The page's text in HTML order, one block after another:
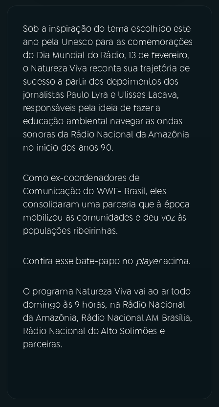
07 ÚLTIMAS
08FESTIVAL DE MÚSICA
ACOMPANHE A RÁDIO NACIONAL
YouTube Facebook
TikTok
Sob a inspiração do tema escolhido este
ano pela Unesco para as comemorações
do Dia Mundial do Rádio, 13 de fevereiro,
o Natureza Viva reconta sua trajetória de
sucesso a partir dos depoimentos dos
jornalistas Paulo Lyra e Ulisses Lacava,
responsáveis pela ideia de fazer a
educação ambiental navegar as ondas
sonoras da Rádio Nacional da Amazônia
no início dos anos 90.
Como ex-coordenadores de
Comunicação do WWF- Brasil, eles
consolidaram uma parceria que à época
mobilizou as comunidades e deu voz às
populações ribeirinhas.
Confira esse bate-papo no playeracima.
O programa Natureza Viva vai ao ar todo
domingo às 9 horas, na Rádio Nacional
da Amazônia, Rádio Nacional AM Brasília,
Rádio Nacional do Alto Solimões e
parceiras.